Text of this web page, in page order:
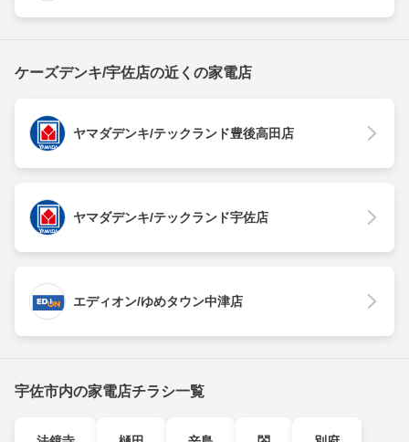
ケーズデンキ/宇佐店の近くの家電店
ヤマダデンキ/テックランド豊後高田店
ヤマダデンキ/テックランド宇佐店
エディオン/ゆめタウン中津店
宇佐市内の家電店チラシ一覧